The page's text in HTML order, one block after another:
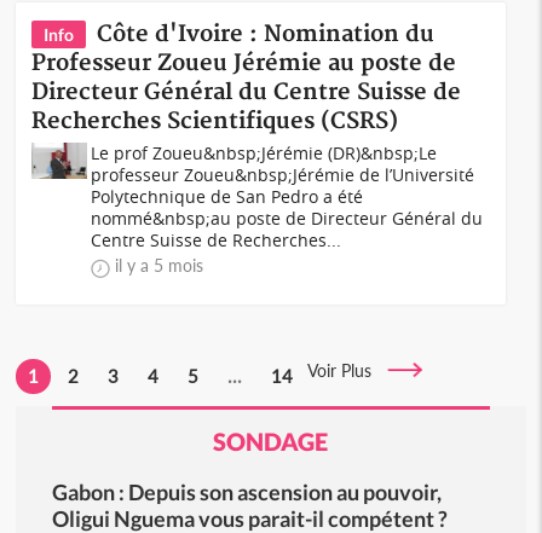
Info
Côte d'Ivoire : Nomination du
Professeur Zoueu Jérémie au poste de
Directeur Général du Centre Suisse de
Recherches Scientifiques (CSRS)
Le prof Zoueu&nbsp;Jérémie (DR)&nbsp;Le
professeur Zoueu&nbsp;Jérémie de l’Université
Polytechnique de San Pedro a été
nommé&nbsp;au poste de Directeur Général du
Centre Suisse de Recherches...
il y a 5 mois
1 2 3 4 5 ... 14 Voir Plus
SONDAGE
Gabon : Depuis son ascension au pouvoir,
Oligui Nguema vous parait-il compétent ?